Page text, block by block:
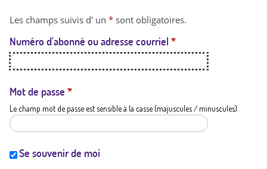
t
a
t
i
Les champs suivis d' un * sont obligatoires.
Numéro d'abonné ou adresse courriel *
Mot de passe *
Le champ mot de passe est sensible à la casse (majuscules / minuscules)
Se souvenir de moi